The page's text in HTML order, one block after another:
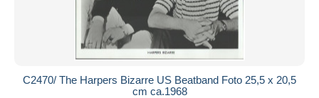
C2470/ The Harpers Bizarre US Beatband Foto 25,5 x 20,5
cm ca.1968